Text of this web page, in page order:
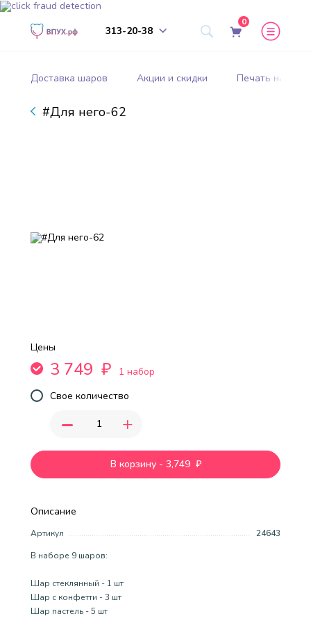
313-20-38
0
Доставка шаров Акции и скидки Печать на
#Для него-62
Описание
Артикул
24643
В наборе 9 шаров:
Шар стеклянный - 1 шт
Шар с конфетти - 3 шт
Шар пастель - 5 шт
Цены
3 749 ₽
1 набор
Свое количество
- +
В корзину - 3,749 ₽